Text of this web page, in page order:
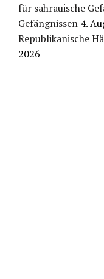
für sahrauische
Gefängnissen 4.
Republikanische
2026